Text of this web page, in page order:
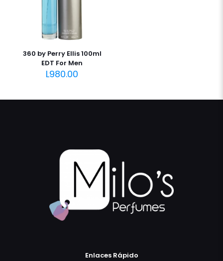
360 by Perry Ellis 100ml
EDT For Men
L980.00
Enlaces Rápido